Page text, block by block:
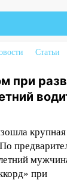
Статьи
при
при